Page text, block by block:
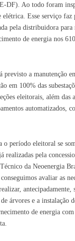
DF). Ao todo foram
Esse serviço faz
pela distribuidora
de energia nos
previsto a manutenção
em 100% das
eleitorais, além das
automatizados,
o período eleitoral se
realizadas pela
da Neoenergia
avaliar as
antecipadamente,
árvores e a instalação
de energia